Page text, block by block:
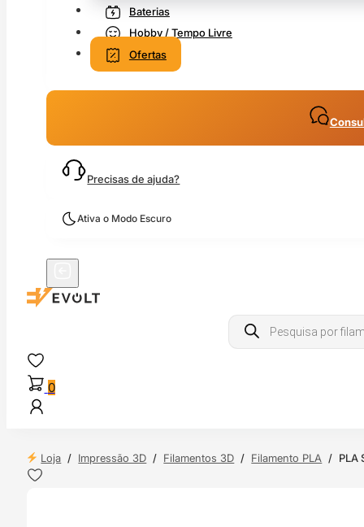
Baterias
Hobby / Tempo Livre
Ofertas
Precisas de ajuda?
Ativa o Modo Escuro
Products
search
0
Loja / Impressão 3D / Filamentos 3D / Filamento PLA / PLA